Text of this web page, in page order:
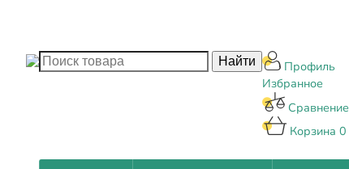
Профиль
Избранное
Сравнение
Корзина 0